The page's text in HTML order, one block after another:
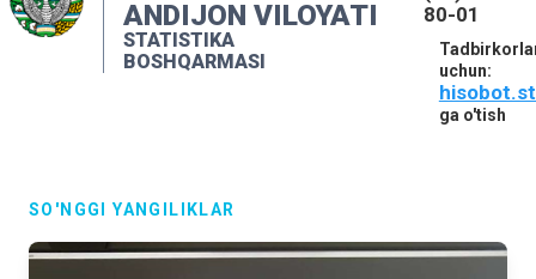
ANDIJON VILOYATI
STATISTIKA
BOSHQARMASI
80-01
uchun:
ga o'tish
MATBUOT XIZMATI
MUROJAATLAR
SO'NGGI YANGILIKLAR